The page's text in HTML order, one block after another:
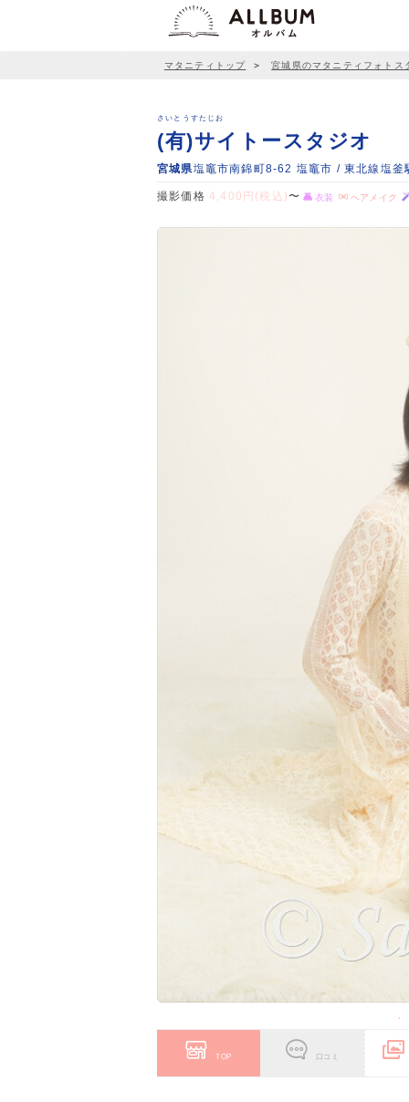
マタニティトップ ＞ 宮城県のマタニティフォトス
さいとうすたじお
(有)サイトースタジオ
宮城県塩竈市南錦町8-62 塩竈市 / 東北線塩
撮影価格 4,400円(税込)〜 衣装 ヘアメイク
TOP 口コミ